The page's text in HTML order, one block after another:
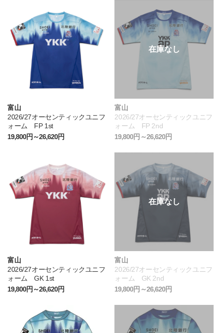
富山
2026/27オーセンティックユニフ
ォーム FP 1st
19,800円～26,620円
富山
2026/27オーセンティックユニフ
ォーム FP 2nd
19,800円～26,620円
富山
2026/27オーセンティックユニフ
ォーム GK 1st
19,800円～26,620円
富山
2026/27オーセンティックユニフ
ォーム GK 2nd
19,800円～26,620円